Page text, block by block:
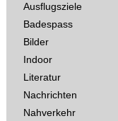
Ausflugsziele
Badespass
Bilder
Indoor
Literatur
Nachrichten
Nahverkehr